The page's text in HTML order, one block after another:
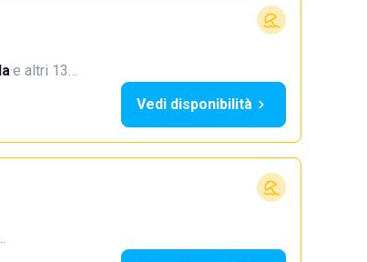
·e altri 13…
Vedi disponibilità